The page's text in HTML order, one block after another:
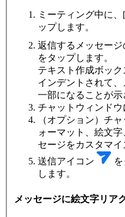
ミーティング中に、[
ップします。
返信するメッセー
をタップします。
テキスト作成ボッ
インデントされて
一部になることが示
チャットウィンドウ
（オプション）チ
ォーマット、絵文
セージをカスタマイ
送信アイコン
します。
メッセージに絵文字リア